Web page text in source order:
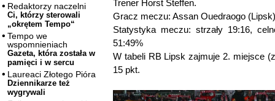
Redaktorzy naczelni
Ci, którzy sterowali
„okrętem Tempo“
Tempo we
wspomnieniach
Gazeta, która została w
pamięci i w sercu
Laureaci Złotego Pióra
Dziennikarze też
wygrywali
Trener Horst Steffen.
Gracz meczu: Assan Ouedraogo
Statystyka meczu: strzały 19:16,
51:49%
W tabeli RB Lipsk zajmuje 2. miejsce
15 pkt.